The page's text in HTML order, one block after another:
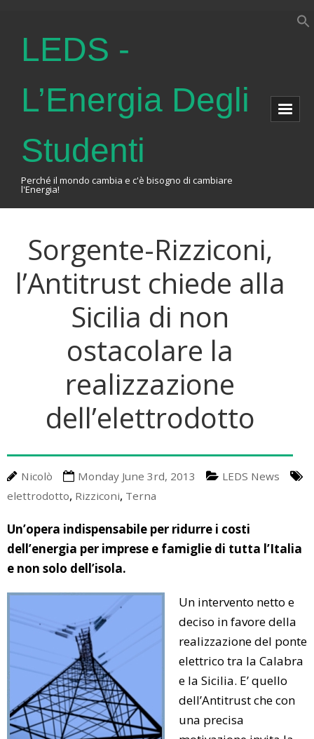
LEDS -
L’Energia Degli
Studenti
Perché il mondo cambia e c'è bisogno di cambiare
l'Energia!
About Us
The Association
A Little Bit Of History
Events
Upcoming Events
Energy Talks
Energy Jobs
LEDS Orientation
EnerTrips
YES Padova 2018
LEDS News
LEDS Discovery
Download
Announcements
Contact us
LEDS for Africa
Sorgente-Rizziconi,
l’Antitrust chiede alla
Sicilia di non
ostacolare la
realizzazione
dell’elettrodotto
Nicolò Monday June 3rd, 2013
LEDS News
elettrodotto, Rizziconi, Terna
Un’opera indispensabile per ridurre i costi
dell’energia per imprese e famiglie di tutta l’Italia
e non solo dell’isola.
Un intervento netto e
deciso in favore della
realizzazione del ponte
elettrico tra la Calabra
e la Sicilia. E’ quello
dell’Antitrust che con
una precisa